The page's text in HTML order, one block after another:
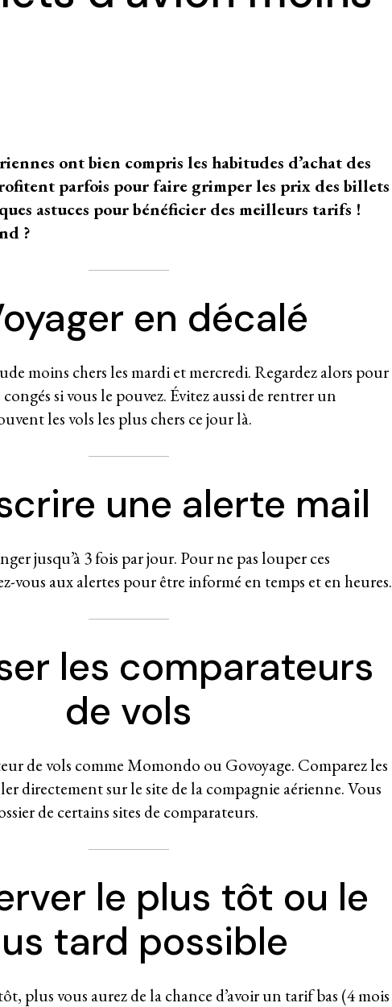
ont bien compris les habitudes d’achat des
parfois pour faire grimper les prix des billets
astuces pour bénéficier des meilleurs tarifs !
?
en décalé
moins chers les mardi et mercredi. Regardez alors pour
si vous le pouvez. Évitez aussi de rentrer un
les vols les plus chers ce jour là.
une alerte mail
jusqu’à 3 fois par jour. Pour ne pas louper ces
vous aux alertes pour être informé en temps et en heures.
les comparateurs
de vols
de vols commeMomondo ou Govoyage. Comparez les
directement sur le site de la compagnie aérienne. Vous
de certains sites de comparateurs.
le plus tôt ou le
tard possible
plus vous aurez de la chance d’avoir un tarif bas (4 mois